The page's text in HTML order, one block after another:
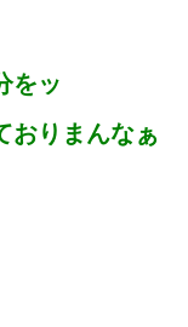
をッ
おりまんなぁ